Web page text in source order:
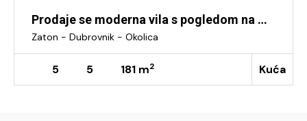
Prodaje se moderna vila s pogledom na more u neposrednoj blizini Dubrovnika
Zaton - Dubrovnik - Okolica
5 5 181 m2 Kuća